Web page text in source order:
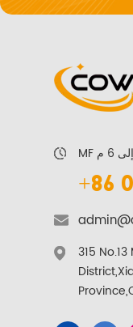
+86
315